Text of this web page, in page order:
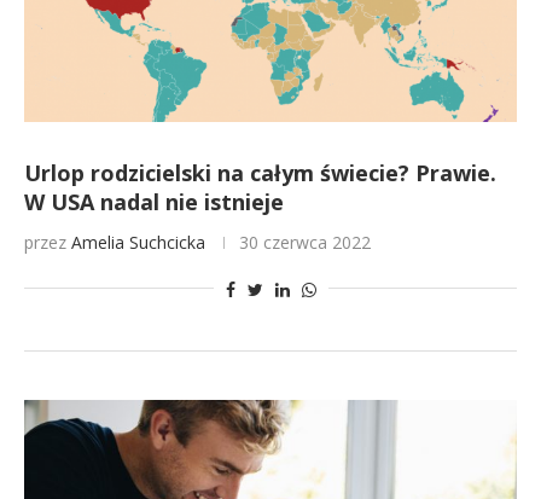
Urlop rodzicielski na całym świecie? Prawie.
W USA nadal nie istnieje
przez Amelia Suchcicka 30 czerwca 2022